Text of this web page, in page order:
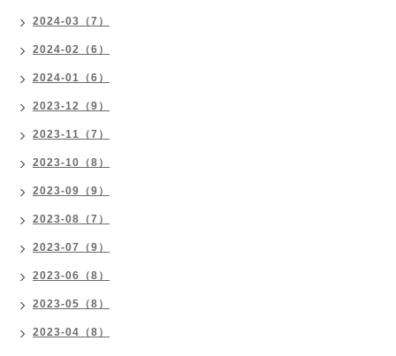
2024-03（7）
2024-02（6）
2024-01（6）
2023-12（9）
2023-11（7）
2023-10（8）
2023-09（9）
2023-08（7）
2023-07（9）
2023-06（8）
2023-05（8）
2023-04（8）